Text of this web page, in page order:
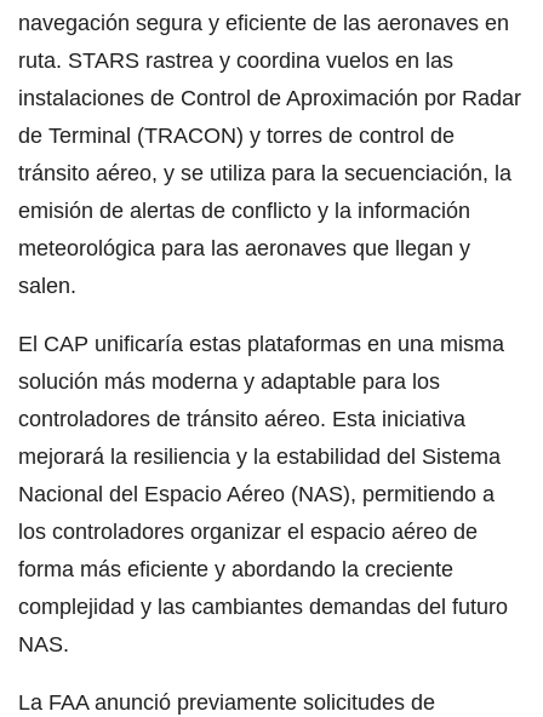
navegación segura y eficiente de las aeronaves en
ruta. STARS rastrea y coordina vuelos en las
instalaciones de Control de Aproximación por Radar
de Terminal (TRACON) y torres de control de
tránsito aéreo, y se utiliza para la secuenciación, la
emisión de alertas de conflicto y la información
meteorológica para las aeronaves que llegan y
salen.
El CAP unificaría estas plataformas en una misma
solución más moderna y adaptable para los
controladores de tránsito aéreo. Esta iniciativa
mejorará la resiliencia y la estabilidad del Sistema
Nacional del Espacio Aéreo (NAS), permitiendo a
los controladores organizar el espacio aéreo de
forma más eficiente y abordando la creciente
complejidad y las cambiantes demandas del futuro
NAS.
La FAA anunció previamente solicitudes de